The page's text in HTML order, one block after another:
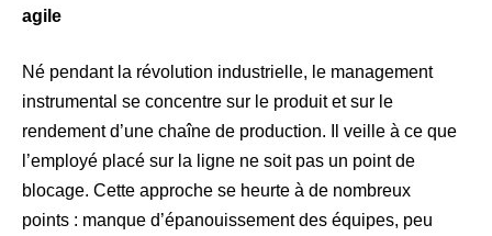
agile
Né pendant la révolution industrielle, le management
instrumental se concentre sur le produit et sur le
rendement d’une chaîne de production. Il veille à ce que
l’employé placé sur la ligne ne soit pas un point de
blocage. Cette approche se heurte à de nombreux
points : manque d’épanouissement des équipes, peu